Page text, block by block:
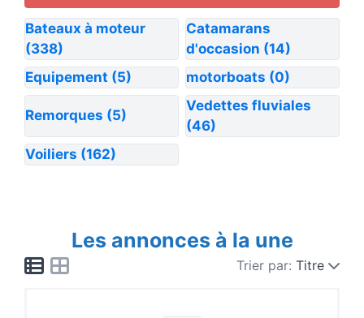
Bateaux à moteur
(338)
Catamarans
d'occasion (14)
Equipement (5) motorboats (0)
Remorques (5)
Vedettes fluviales
(46)
Voiliers (162)
Les annonces à la une
Trier par: Titre